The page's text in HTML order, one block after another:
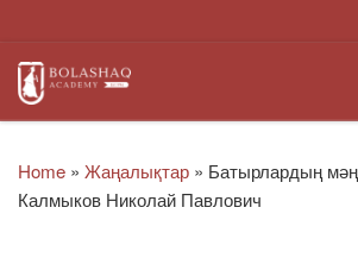
Home » Жаңалықтар » Батырлардың
Калмыков Николай Павлович